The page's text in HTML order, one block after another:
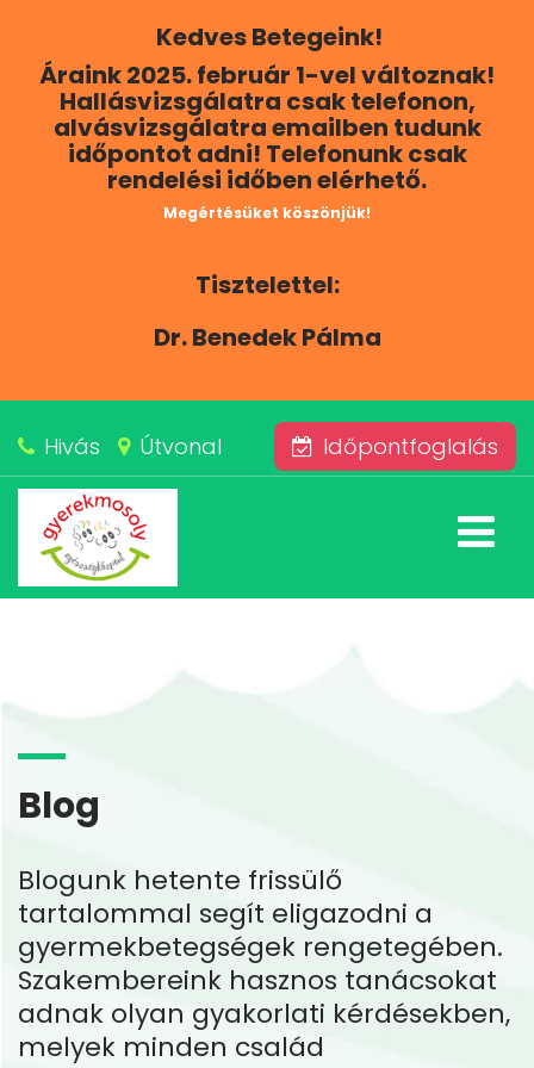
Kedves Betegeink!
Áraink 2025. február 1-vel változnak!
Hallásvizsgálatra csak telefonon,
alvásvizsgálatra emailben tudunk
időpontot adni! Telefonunk csak
rendelési időben elérhető.
Megértésüket köszönjük!
Tisztelettel:
Dr. Benedek Pálma
Hivás Útvonal Időpontfoglalás
Blog
Blogunk hetente frissülő
tartalommal segít eligazodni a
gyermekbetegségek rengetegében.
Szakembereink hasznos tanácsokat
adnak olyan gyakorlati kérdésekben,
melyek minden család
RÓLUNK
KAPCSOLAT
SZOLGÁLTATÁSAINK